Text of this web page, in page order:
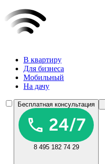
В квартиру
Для бизнеса
Мобильный
На дачу
Бесплатная консультация
8 495 182 74 29